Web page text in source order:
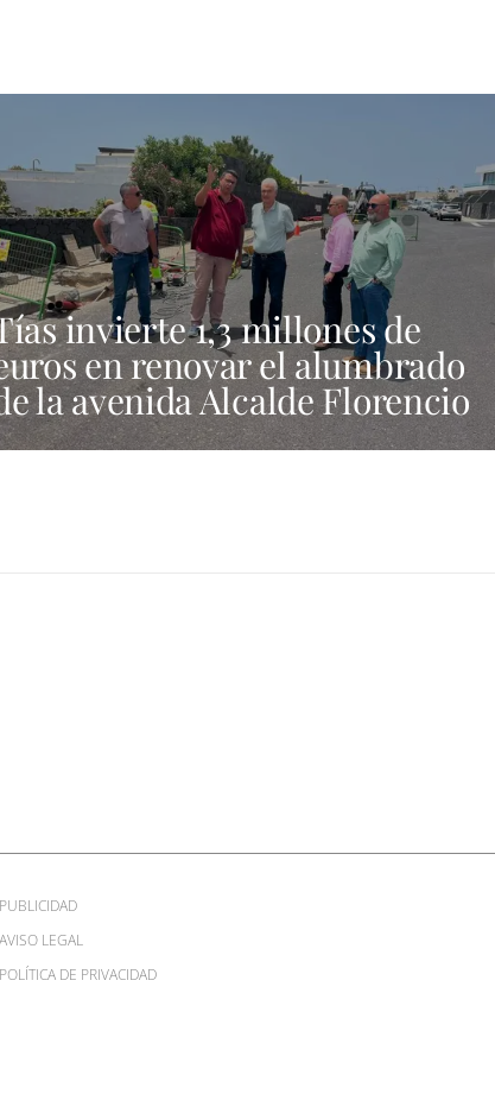
invierte 1,3 millones de
en renovar el alumbrado
la avenida Alcalde Florencio
y 31 calles aledañas
PUBLICIDAD
AVISO LEGAL
POLÍTICA DE PRIVACIDAD